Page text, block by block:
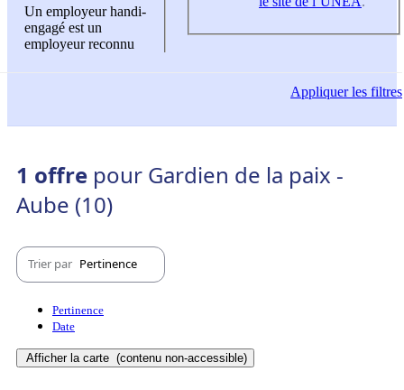
Un employeur handi-
engagé est un
employeur reconnu
Appliquerles filtres
1 offre pour Gardien de la paix -
Aube (10)
Trier par Pertinence
Pertinence
Date
Afficher la carte (contenu non-accessible)